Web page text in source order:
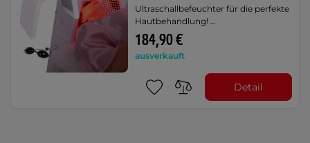
Ultraschallbefeuchter für die perfekte
Hautbehandlung! …
184,90 €
ausverkauft
Detail